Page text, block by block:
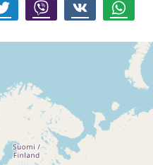
Twitter Viber Whatsapp